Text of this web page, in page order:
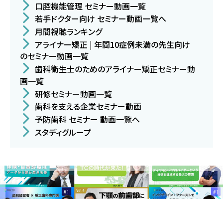
口腔機能管理 セミナー動画一覧
若手ドクター向け セミナー動画一覧へ
月間視聴ランキング
アライナー矯正 | 年間10症例未満の先生向け
のセミナー動画一覧
歯科衛生士のためのアライナー矯正セミナー動
画一覧
研修セミナー動画一覧
歯科を支える企業セミナー動画
予防歯科 セミナー 動画一覧へ
スタディグループ